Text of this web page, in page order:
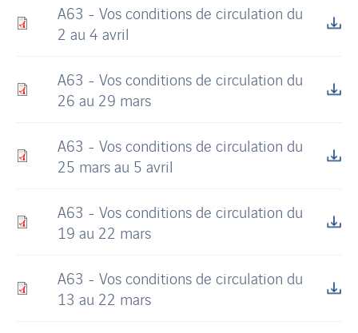
A63 - Vos conditions de circulation du
2 au 4 avril
A63 - Vos conditions de circulation du
26 au 29 mars
A63 - Vos conditions de circulation du
25 mars au 5 avril
A63 - Vos conditions de circulation du
19 au 22 mars
A63 - Vos conditions de circulation du
13 au 22 mars